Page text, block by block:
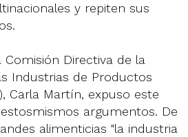
y repiten sus
Directiva de la
Industrias de Productos
Carla Martín, expuso este
argumentos. De
alimenticias "la industria